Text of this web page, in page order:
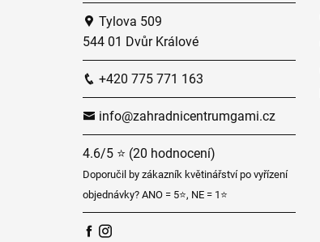
Tylova 509
544 01 Dvůr Králové
+420 775 771 163
info@zahradnicentrumgami.cz
4.6/5 ⭐ (20 hodnocení)
Doporučil by zákazník květinářství po vyřízení
objednávky? ANO = 5⭐, NE = 1⭐